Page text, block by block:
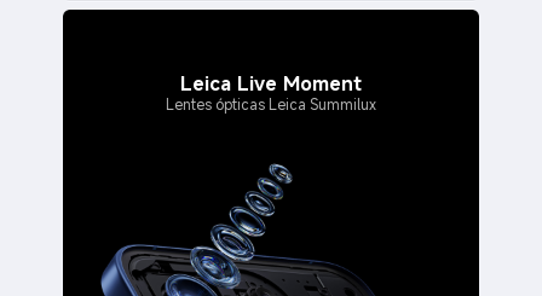
Leica Live Moment
Lentes ópticas Leica Summilux